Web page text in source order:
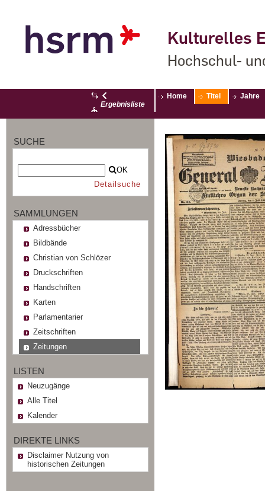
Kulturelles
Hochschul-
Ergebnisliste
Home Titel Jahre
SUCHE
OK
Detailsuche
SAMMLUNGEN
Adressbücher
Bildbände
Christian von Schlözer
Druckschriften
Handschriften
Karten
Parlamentarier
Zeitschriften
Zeitungen
LISTEN
Neuzugänge
Alle Titel
Kalender
DIREKTE LINKS
Disclaimer Nutzung von
historischen Zeitungen